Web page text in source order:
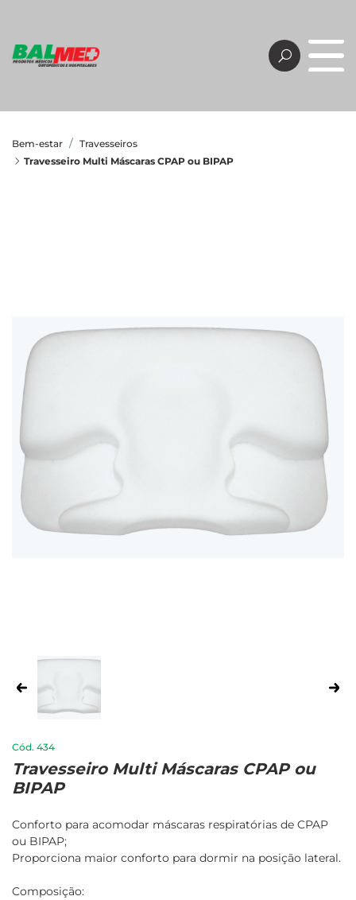
Bem-estar
Travesseiros
Travesseiro Multi Máscaras CPAP ou BIPAP
434
Travesseiro Multi Máscaras CPAP ou
BIPAP
Conforto para acomodar máscaras respiratórias de CPAP
ou BIPAP;
Proporciona maior conforto para dormir na posição lateral.
Composição: